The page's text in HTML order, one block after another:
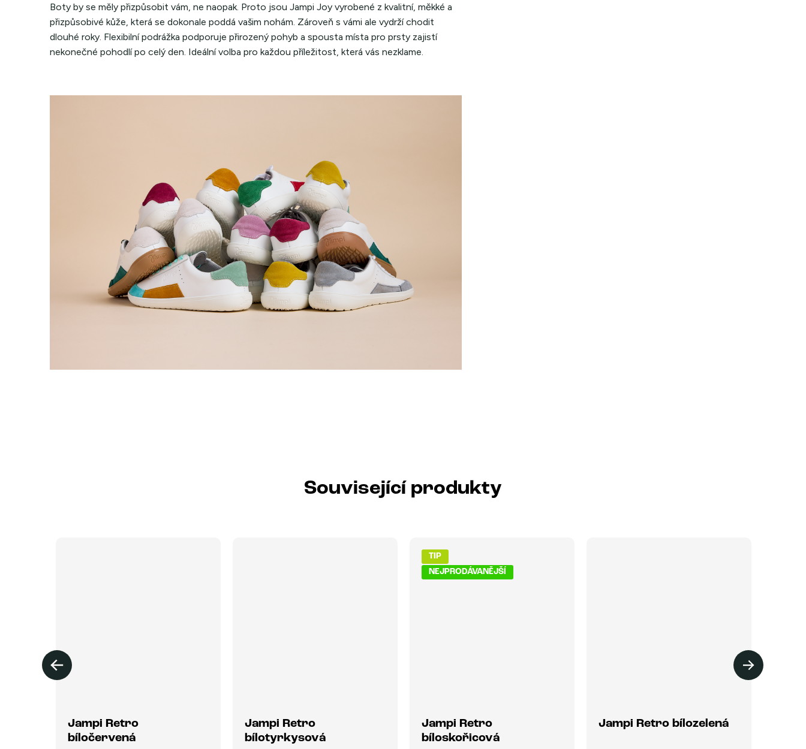
Boty by se měly přizpůsobit vám, ne naopak. Proto jsou Jampi Joy vyrobené z kvalitní, měkké a
přizpůsobivé kůže, která se dokonale poddá vašim nohám. Zároveň s vámi ale vydrží chodit
dlouhé roky. Flexibilní podrážka podporuje přirozený pohyb a spousta místa pro prsty zajistí
nekonečné pohodlí po celý den. Ideální volba pro každou příležitost, která vás nezklame.
Související produkty
Jampi Retro
bíločervená
Jampi Retro
bílotyrkysová
TIP
NEJPRODÁVANĚJŠÍ
Jampi Retro
bíloskořicová
Jampi Retro bílozelená